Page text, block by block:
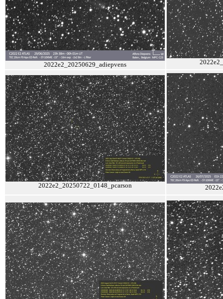
2022e2_20250629_adiepvens
2022e2_20250722_0148_pcarson